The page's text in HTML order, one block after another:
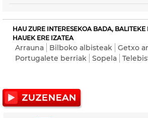
HAU ZURE INTERESEKOA BADA, BALITEKE
HAUEK ERE IZATEA
Arrauna Bilboko albisteak
Getxo
Portugalete berriak
Sopela